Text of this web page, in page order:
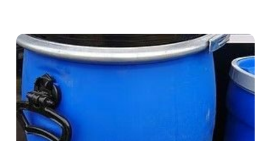
översikt...